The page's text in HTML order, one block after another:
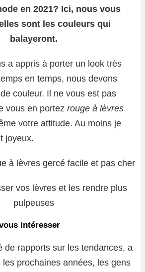
en 2021? Ici, nous vous
sont les couleurs qui
balayeront.
a appris à porter un look très
en temps, nous devons
couleur. Il ne vous est pas
vous en portez rouge à lèvres
votre attitude. Au moins je
joyeux.
à lèvres gercé facile et pas cher
vos lèvres et les rendre plus
pulpeuses
intéresser
de rapports sur les tendances, a
prochaines années, les gens